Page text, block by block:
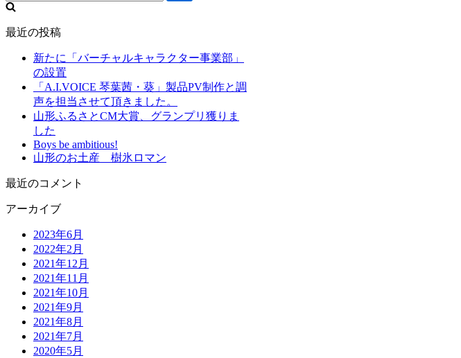
索:
最近の投稿
新たに「バーチャルキャラクター事業部」
の設置
「A.I.VOICE 琴葉茜・葵」製品PV制作と調
声を担当させて頂きました。
山形ふるさとCM大賞、グランプリ獲りま
した
Boys be ambitious!
山形のお土産 樹氷ロマン
最近のコメント
アーカイブ
2023年6月
2022年2月
2021年12月
2021年11月
2021年10月
2021年9月
2021年8月
2021年7月
2020年5月